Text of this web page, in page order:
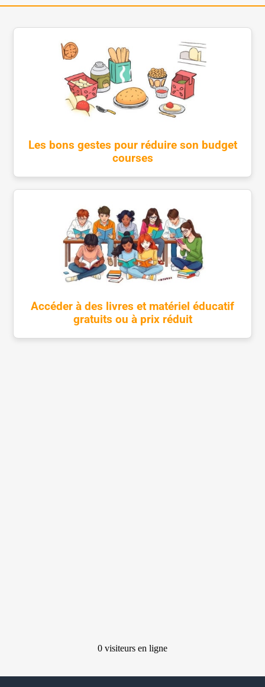
Les bons gestes pour réduire son budget
courses
Accéder à des livres et matériel éducatif
gratuits ou à prix réduit